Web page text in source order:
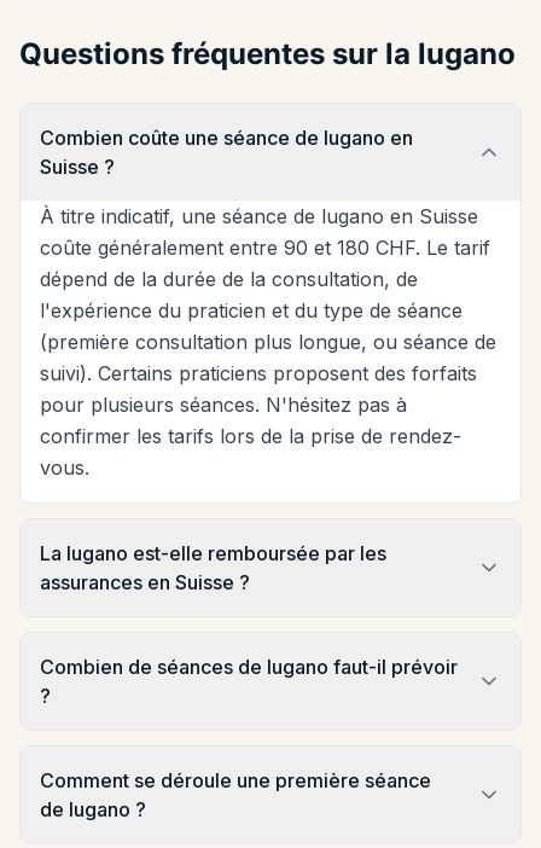
Questions fréquentes sur la lugano
Combien coûte une séance de lugano en
Suisse ?
À titre indicatif, une séance de lugano en Suisse
coûte généralement entre 90 et 180 CHF. Le tarif
dépend de la durée de la consultation, de
l'expérience du praticien et du type de séance
(première consultation plus longue, ou séance de
suivi). Certains praticiens proposent des forfaits
pour plusieurs séances. N'hésitez pas à
confirmer les tarifs lors de la prise de rendez-
vous.
La lugano est-elle remboursée par les
assurances en Suisse ?
Combien de séances de lugano faut-il prévoir
?
Comment se déroule une première séance
de lugano ?